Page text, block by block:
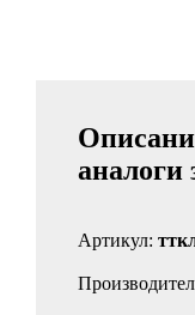
аналоги
Артикул: